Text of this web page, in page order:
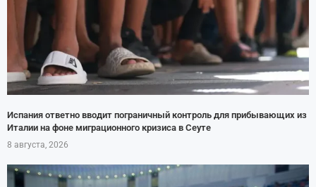
Испания ответно вводит пограничный контроль для прибывающих из
Италии на фоне миграционного кризиса в Сеуте
8 августа, 2026